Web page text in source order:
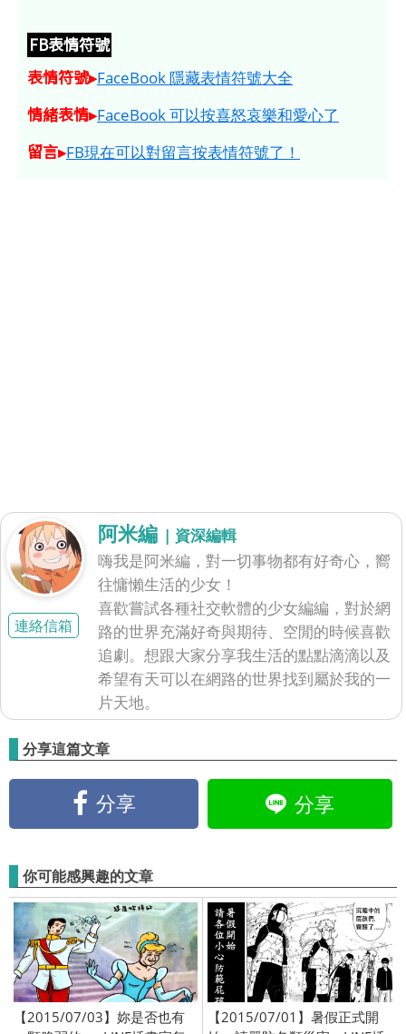
FB表情符號
表情符號▸FaceBook 隱藏表情符號大全
情緒表情▸FaceBook 可以按喜怒哀樂和愛心了
留言▸FB現在可以對留言按表情符號了！
連絡信箱
阿米編 | 資深編輯
嗨我是阿米編，對一切事物都有好奇心，嚮
往慵懶生活的少女！
喜歡嘗試各種社交軟體的少女編編，對於網
路的世界充滿好奇與期待、空閒的時候喜歡
追劇。想跟大家分享我生活的點點滴滴以及
希望有天可以在網路的世界找到屬於我的一
片天地。
分享這篇文章
分享 分享
你可能感興趣的文章
【2015/07/03】妳是否也有
【2015/07/01】暑假正式開